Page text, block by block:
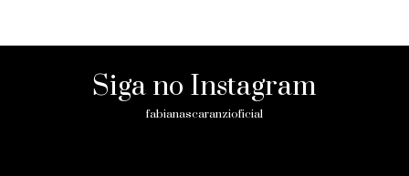
Siga no Instagram
fabianascaranzioficial